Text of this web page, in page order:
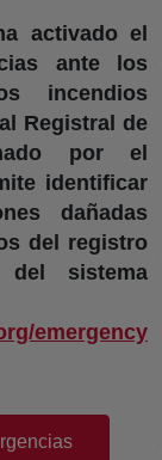
activado el
ante los
incendios
Registral de
por el
identificar
dañadas
del registro
del sistema
emergency